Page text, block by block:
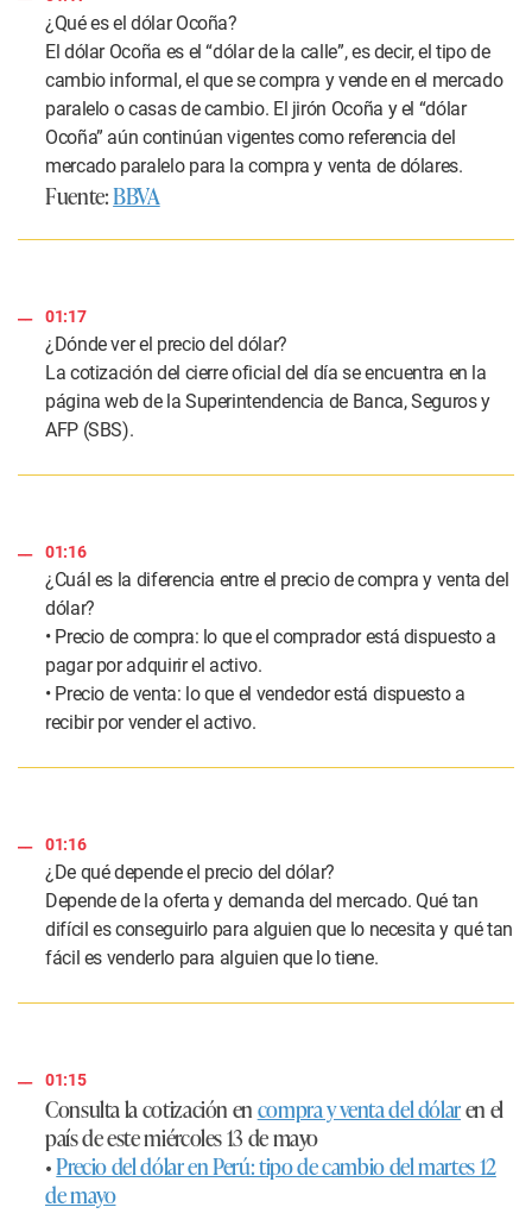
¿Qué es el dólar Ocoña?
El dólar Ocoña es el “dólar de la calle”, es decir, el tipo de
cambio informal, el que se compra y vende en el mercado
paralelo o casas de cambio. El jirón Ocoña y el “dólar
Ocoña” aún continúan vigentes como referencia del
mercado paralelo para la compra y venta de dólares.
Fuente:BBVA
01:17
¿Dónde ver el precio del dólar?
La cotización del cierre oficial del día se encuentra en la
página web de la Superintendencia de Banca, Seguros y
AFP (SBS).
01:16
¿Cuál es la diferencia entre el precio de compra y venta del
dólar?
• Precio de compra: lo que el comprador está dispuesto a
pagar por adquirir el activo.
• Precio de venta: lo que el vendedor está dispuesto a
recibir por vender el activo.
01:16
¿De qué depende el precio del dólar?
Depende de la oferta y demanda del mercado. Qué tan
difícil es conseguirlo para alguien que lo necesita y qué tan
fácil es venderlo para alguien que lo tiene.
01:15
Consulta la cotización encompra y venta del dólaren el
país de este miércoles 13 de mayo
•Precio del dólar en Perú: tipo de cambio del martes 12
de mayo